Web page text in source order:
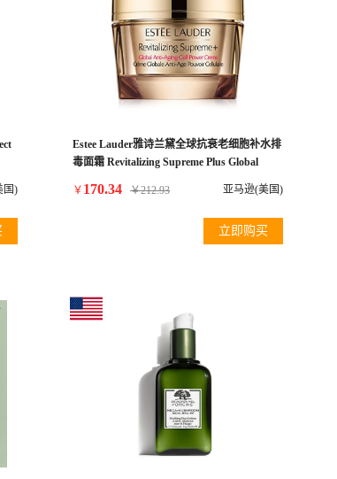
国)
Estee Lauder雅诗兰黛全球抗衰老细胞补水排
毒面霜 Revitalizing Supreme Plus Global
￥ 170.34 ￥212.93 亚马逊(美国)
立即购买